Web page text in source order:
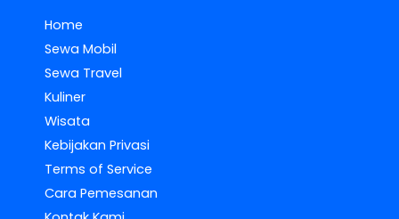
Home
Sewa Mobil
Sewa Travel
Kuliner
Wisata
Kebijakan Privasi
Terms of Service
Cara Pemesanan